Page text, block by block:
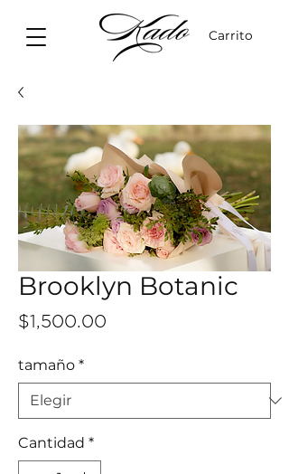
Carrito
Brooklyn Botanic
$1,500.00
tamaño *
Cantidad *